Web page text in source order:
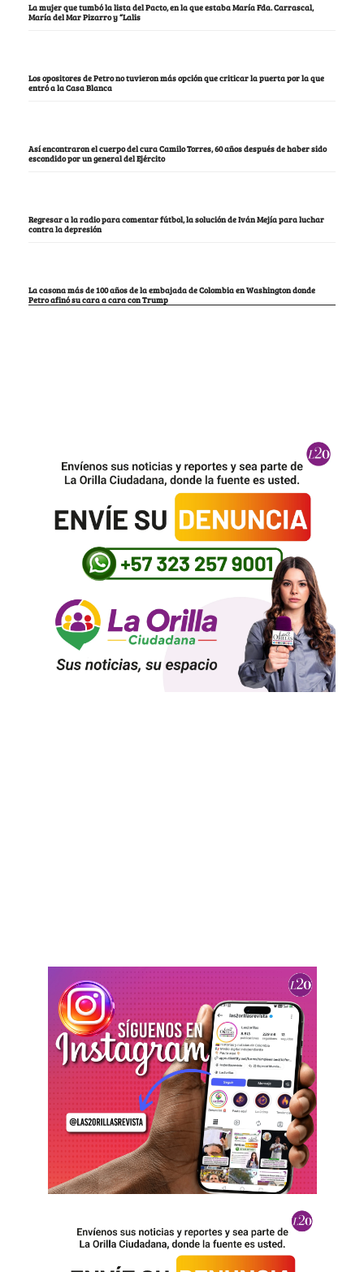
La mujer que tumbó la lista del Pacto, en la que estaba María Fda. Carrascal,
María del Mar Pizarro y “Lalis
Los opositores de Petro no tuvieron más opción que criticar la puerta por la que
entró a la Casa Blanca
Así encontraron el cuerpo del cura Camilo Torres, 60 años después de haber sido
escondido por un general del Ejército
Regresar a la radio para comentar fútbol, la solución de Iván Mejía para luchar
contra la depresión
La casona más de 100 años de la embajada de Colombia en Washington donde
Petro afinó su cara a cara con Trump